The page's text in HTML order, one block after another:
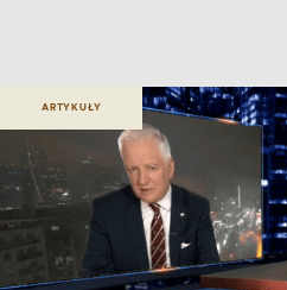
ARTYKUŁY